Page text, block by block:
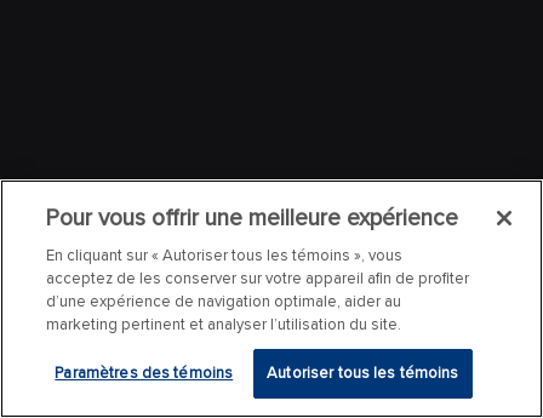
Pour vous offrir une meilleure expérience
En cliquant sur « Autoriser tous les témoins », vous
acceptez de les conserver sur votre appareil afin de profiter
d’une expérience de navigation optimale, aider au
marketing pertinent et analyser l’utilisation du site.
Paramètres des témoins Autoriser tous les témoins